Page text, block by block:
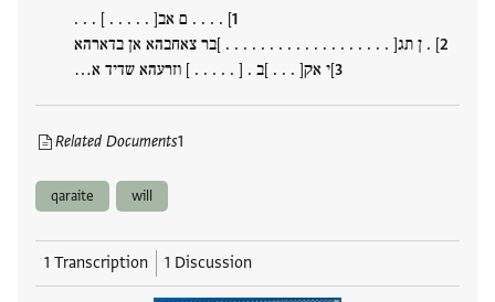
] . . . . ם אב[ . . . . . ] . . .
] . ן תג[ . . . . . . . . . . . . . . . . . . . ]בר צאחבהא אן בדארהא
]י אק[ . . . ]ב . [ . . . . . ] וזרעהא שדיד א…
Related Documents1
qaraite will
1 Transcription 1 Discussion